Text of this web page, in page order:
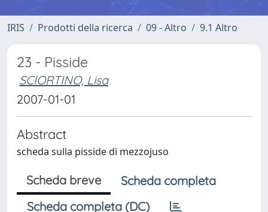
IRIS Prodotti della ricerca 09 - Altro 9.1 Altro
23 - Pisside
SCIORTINO, Lisa
2007-01-01
Abstract
scheda sulla pisside di mezzojuso
Scheda breve
Scheda completa
Scheda completa (DC)